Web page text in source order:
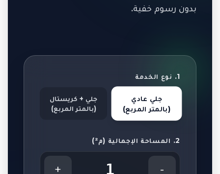
بدون رسوم خفية.
1. نوع الخدمة
جلي عادي
(بالمتر المربع)
جلي + كريستال
(بالمتر المربع)
2. المساحة الإجمالية (م²)
-
1
+